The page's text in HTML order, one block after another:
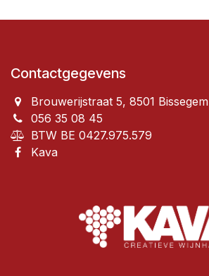
Contactgegevens
Brouwerijstraat 5, 8501 Bissegem
056 35 08 45
BTW BE 0427.975.579
Kava